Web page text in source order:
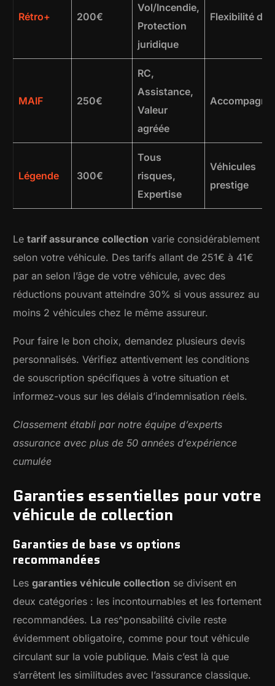
Rétro+ 200€
Vol/Incendie,
Protection
juridique
Flexibilité
MAIF 250€
RC,
Assistance,
Valeur
agréée
Légende 300€
Tous
risques,
Expertise
Véhicules
prestige
Letarif assurance collection varie considérablement
selon votre véhicule. Des tarifs allant de 251€ à 41€
par an selon l’âge de votre véhicule, avec des
réductions pouvant atteindre 30% si vous assurez au
moins 2 véhicules chez le même assureur.
Pour faire le bon choix, demandez plusieurs devis
personnalisés. Vérifiez attentivement les conditions
de souscription spécifiques à votre situation et
informez-vous sur les délais d’indemnisation réels.
Classement établi par notre équipe d’experts
assurance avec plus de 50 années d’expérience
cumulée
Garanties essentielles pour votre
véhicule de collection
Garanties de base vs options
recommandées
Lesgaranties véhicule collection se divisent en
deux catégories : les incontournables et les fortement
recommandées. La res^ponsabilité civile reste
évidemment obligatoire, comme pour tout véhicule
circulant sur la voie publique. Mais c’est là que
s’arrêtent les similitudes avec l’assurance classique.